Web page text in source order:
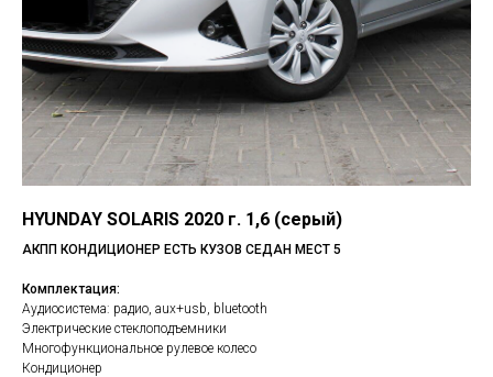
HYUNDAY SOLARIS 2020 г. 1,6 (серый)
АКПП КОНДИЦИОНЕР ЕСТЬ КУЗОВ СЕДАН МЕСТ 5
Комплектация:
Аудиосистема: радио, aux+usb, bluetooth
Электрические стеклоподъемники
Многофункциональное рулевое колесо
Кондиционер